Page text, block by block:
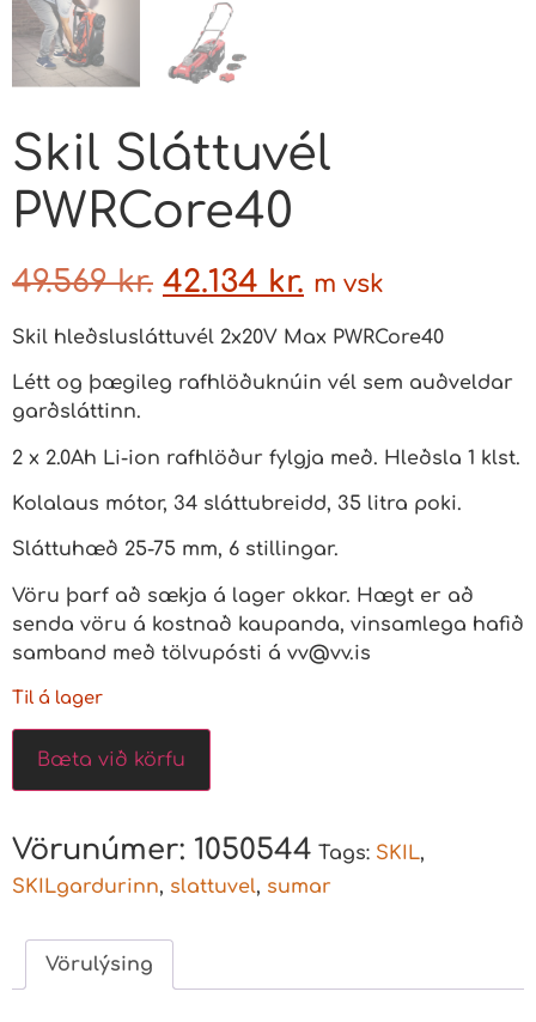
Skil Sláttuvél
PWRCore40
49.569kr. 42.134 kr. m vsk
Skil hleðslusláttuvél 2x20V Max PWRCore40
Létt og þægileg rafhlöðuknúin vél sem auðveldar
garðsláttinn.
2 x 2.0Ah Li-ion rafhlöður fylgja með. Hleðsla 1 klst.
Kolalaus mótor, 34 sláttubreidd, 35 litra poki.
Sláttuhæð 25-75 mm, 6 stillingar.
Vöru þarf að sækja á lager okkar. Hægt er að
senda vöru á kostnað kaupanda, vinsamlega hafið
samband með tölvupósti á vv@vv.is
Til á lager
Bæta við körfu
Vörunúmer: 1050544 Tags: SKIL,
SKILgardurinn, slattuvel, sumar
Vörulýsing